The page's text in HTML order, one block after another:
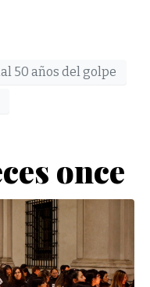
50 años del golpe
once